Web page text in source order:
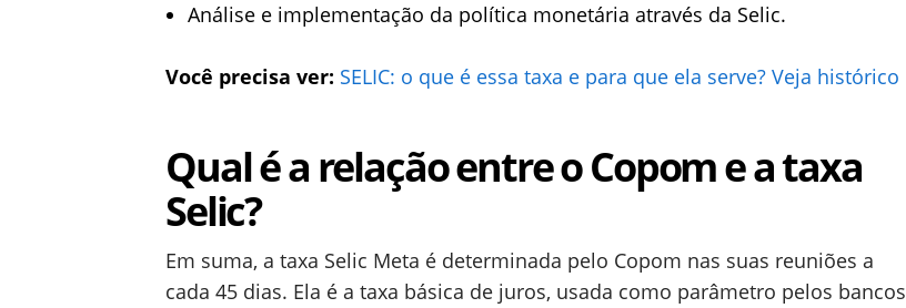
Análise e implementação da política monetária através da Selic.
Você precisa ver: SELIC: o que é essa taxa e para que ela serve? Veja histórico
Qual é a relação entre o Copom e a taxa
Selic?
Em suma, a taxa Selic Meta é determinada pelo Copom nas suas reuniões a
cada 45 dias. Ela é a taxa básica de juros, usada como parâmetro pelos bancos